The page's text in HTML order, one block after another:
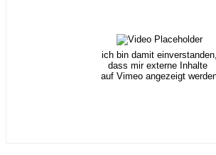
ich bin damit einverstanden,
dass mir externe Inhalte
auf Vimeo angezeigt